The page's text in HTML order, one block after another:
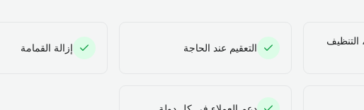
التنظيف
التعقيم عند الحاجة إزالة القمامة